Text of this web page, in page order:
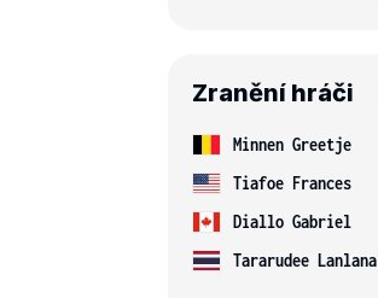
Zranění hráči
Minnen Greetje
Tiafoe Frances
Diallo Gabriel
Tararudee Lanlana